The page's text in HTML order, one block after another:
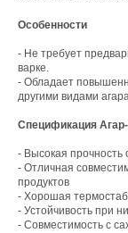
Особенности
- Не требует
варке.
- Обладает
другими видами
Спецификация
- Высокая прочность
- Отличная
продуктов
- Хорошая
- Устойчивость при
- Совместимость с
Свяжитесь с нами
Контакты
г. Москва, вн. тер. г.
Ломоносовский, ул.
12, к. 1, помещ. 3/1
Офис компании: